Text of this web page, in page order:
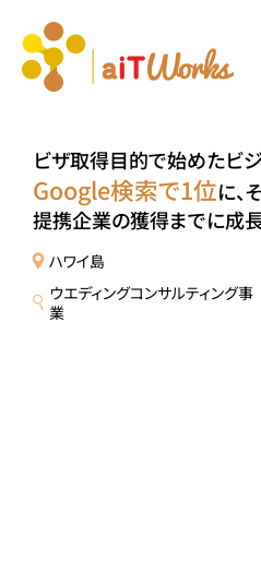
ビザ取得目的で始めたビ
Google検索で1位に、
提携企業の獲得までに成
ハワイ島
ウエディングコンサルティング事
業